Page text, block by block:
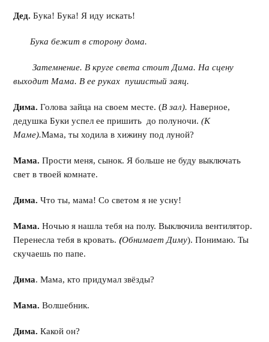
Дед. Бука! Бука! Я иду искать!
Бука бежит в сторону дома.
Затемнение. В круге света стоит Дима. На сцену
выходит Мама. В ее руках пушистый заяц.
Дима. Голова зайца на своем месте. (В зал). Наверное,
дедушка Буки успел ее пришить до полуночи.(К
Маме).Мама, ты ходила в хижину под луной?
Мама. Прости меня, сынок. Я больше не буду выключать
свет в твоей комнате.
Дима. Что ты, мама! Со светом я не усну!
Мама. Ночью я нашла тебя на полу. Выключила вентилятор.
Перенесла тебя в кровать.(Обнимает Диму). Понимаю. Ты
скучаешь по папе.
Дима. Мама, кто придумал звёзды?
Мама. Волшебник.
Дима. Какой он?